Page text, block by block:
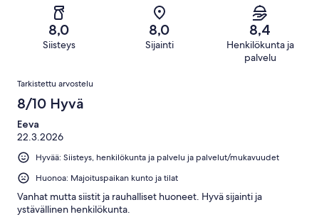
arvostelua
arvostelua
arvostelua
8,0
Siisteys
8,0
Sijainti
8,4
Henkilökunta ja
palvelu
Arvostelut
Tarkistettu arvostelu
8/10 Hyvä
Eeva
22.3.2026
Hyvää: Siisteys, henkilökunta ja palvelu ja palvelut/mukavuudet
Huonoa: Majoituspaikan kunto ja tilat
Vanhat mutta siistit ja rauhalliset huoneet. Hyvä sijainti ja
ystävällinen henkilökunta.